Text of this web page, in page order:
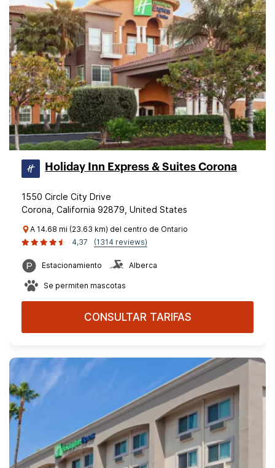
Holiday Inn Express & Suites Corona
1550 Circle City Drive
Corona, California 92879, United States
A 14.68 mi (23.63 km) del centro de Ontario
4,37
(1314 reviews)
Estacionamiento Alberca
Se permiten mascotas
CONSULTAR TARIFAS